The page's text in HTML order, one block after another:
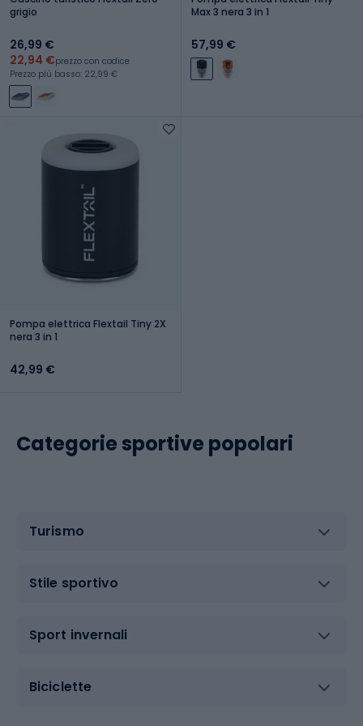
grigio
26,99 €
22,94 €prezzo con codice
Prezzo più basso: 22,99 €
Max 3 nera 3 in 1
57,99 €
Pompa elettrica Flextail Tiny 2X
nera 3 in 1
42,99 €
Categorie sportive popolari
Turismo
Stile sportivo
Sport invernali
Biciclette